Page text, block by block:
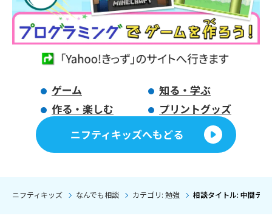
ゲーム
知る・学ぶ
作る・楽しむ
プリントグッズ
ニフティキッズへもどる
ニフティキッズ なんでも相談 カテゴリ: 勉強 相談タイトル: 中間テ